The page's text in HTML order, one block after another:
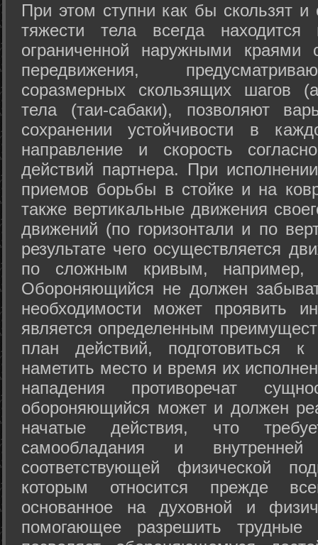
При этом ступни как бы скользят
тяжести тела всегда
ограниченной наружными краями
передвижения,
соразмерных скользящих шагов
тела (таи-сабаки), позволяют
сохранении устойчивости в
направление и скорость
действий партнера. При
приемов борьбы в стойке и на
также вертикальные движения
движений (по горизонтали и по
результате чего осуществляется
по сложным кривым, например,
Обороняющийся не должен
необходимости может проявить
является определенным
план действий, подготовиться
наметить место и время их
нападения противоречат
обороняющийся может и должен
начатые действия, что
самообладания и
соответствующей физической
которым относится прежде
основанное на духовной и
помогающее разрешить